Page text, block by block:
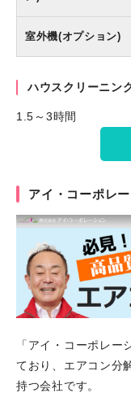
室外機(オプション)
ハウスクリーニン
1.5～3時間
アイ・コーポレ
「アイ・コーポレ
ており、エアコン分
持つ会社です。